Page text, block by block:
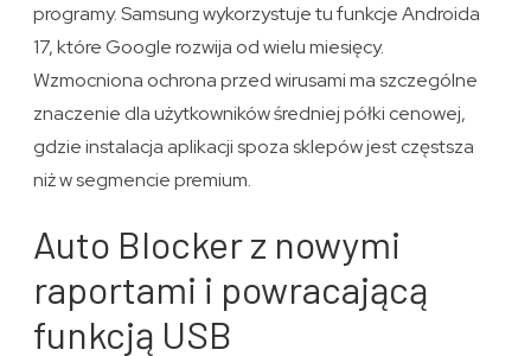
programy. Samsung wykorzystuje tu funkcje Androida
17, które Google rozwija od wielu miesięcy.
Wzmocniona ochrona przed wirusami ma szczególne
znaczenie dla użytkowników średniej półki cenowej,
gdzie instalacja aplikacji spoza sklepów jest częstsza
niż w segmencie premium.
Auto Blocker z nowymi
raportami i powracającą
funkcją USB